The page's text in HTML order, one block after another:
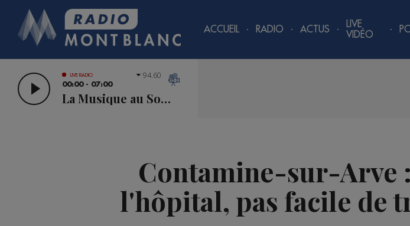
ACCUEIL RADIO ACTUS
LIVE
VIDÉO
LIVE RADIO
00:00 - 07:00
La Musique au Sommet
94.60
Contamine-sur-Arve
l'hôpital, pas facile de